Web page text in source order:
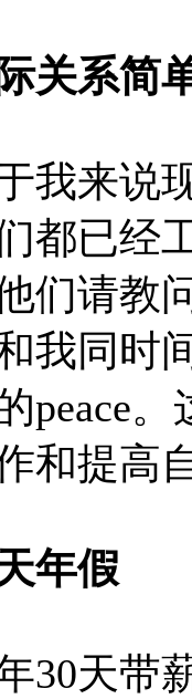
关系简
来说现
都已经
们请教
我同时
peace
和提高
年假
天带薪